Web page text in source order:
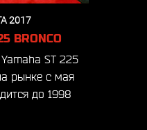
2017
BRONCO
ST 225
рынке с мая
до 1998